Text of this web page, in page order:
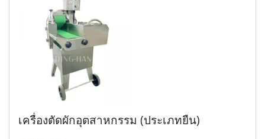
เครื่องตัดผักอุตสาหกรรม (ประเภทยืน)